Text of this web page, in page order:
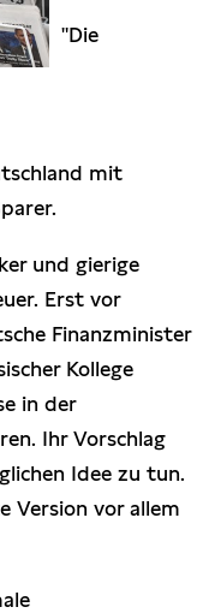
"Die
mit
und gierige
Erst vor
Finanzminister
Kollege
in der
Ihr Vorschlag
Idee zu tun.
Version vor allem